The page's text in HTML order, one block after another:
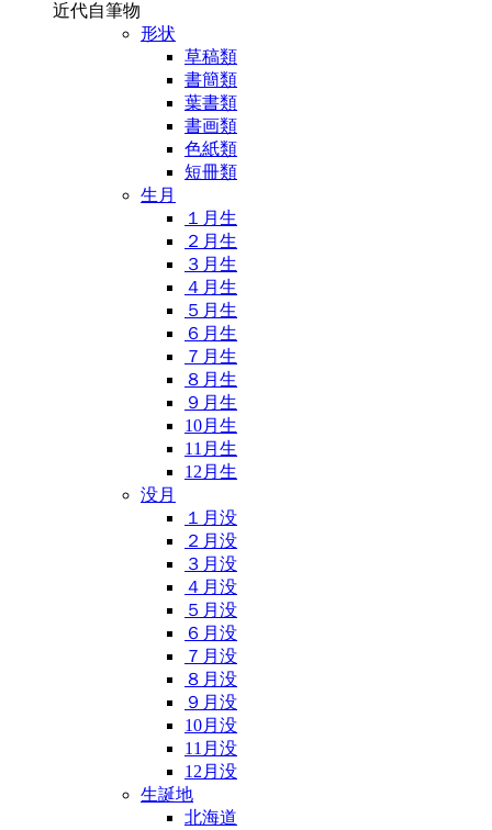
近代自筆物
形状
草稿類
書簡類
葉書類
書画類
色紙類
短冊類
生月
１月生
２月生
３月生
４月生
５月生
６月生
７月生
８月生
９月生
10月生
11月生
12月生
没月
１月没
２月没
３月没
４月没
５月没
６月没
７月没
８月没
９月没
10月没
11月没
12月没
生誕地
北海道